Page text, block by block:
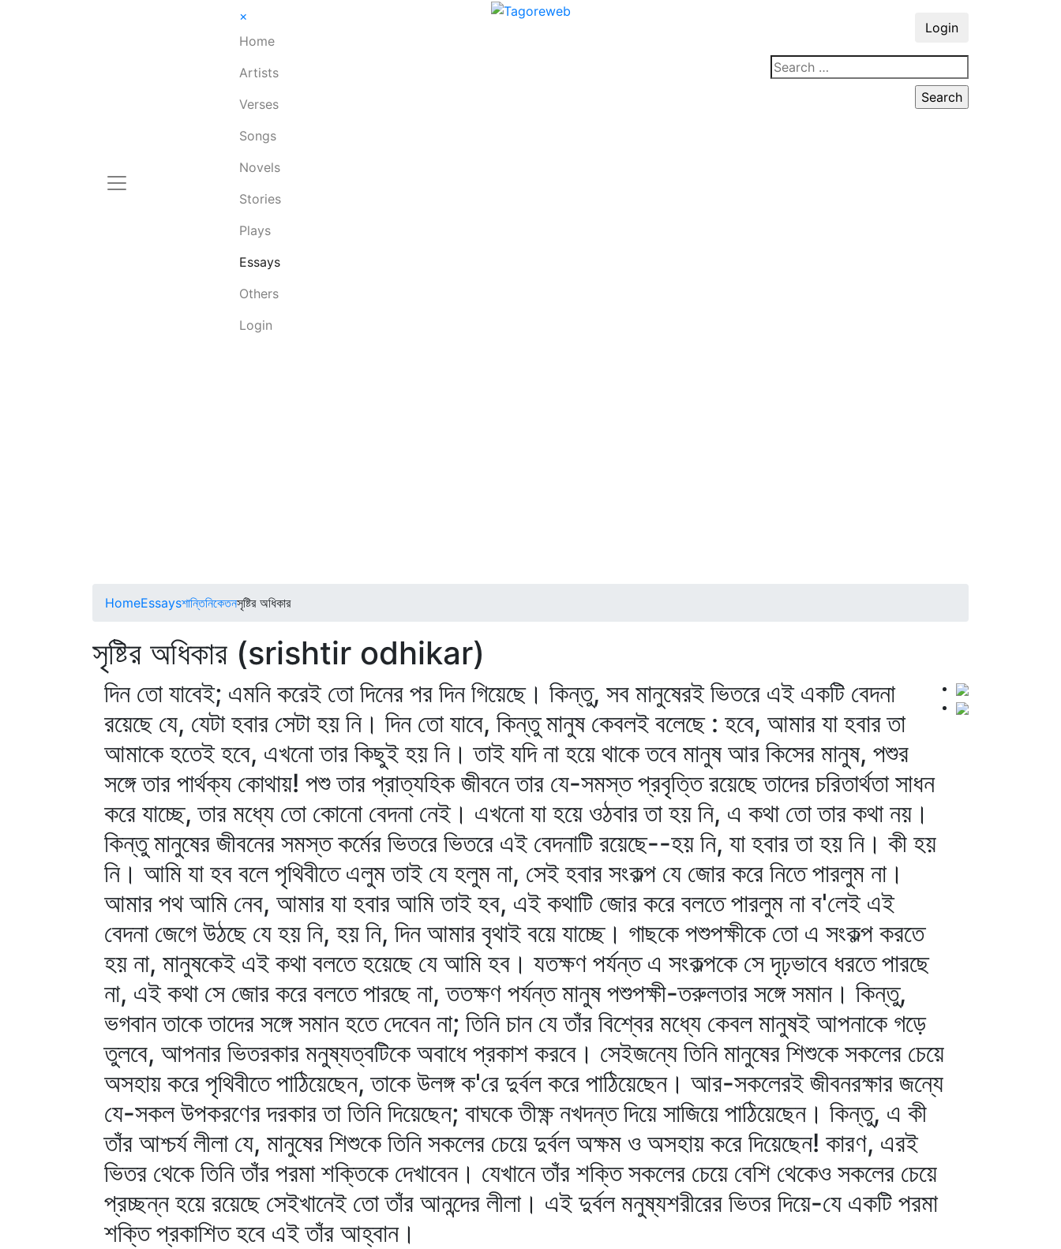
×
Home
Artists
Verses
Songs
Novels
Stories
Plays
Essays
Others
Login
Login
HomeEssaysশান্তিনিকেতনসৃষ্টির অধিকার
সৃষ্টির অধিকার (srishtir odhikar)
দিন তো যাবেই; এমনি করেই তো দিনের পর দিন গিয়েছে। কিন্তু, সব মানুষেরই ভিতরে এই একটি বেদনা
রয়েছে যে, যেটা হবার সেটা হয় নি। দিন তো যাবে, কিন্তু মানুষ কেবলই বলেছে : হবে, আমার যা হবার তা
আমাকে হতেই হবে, এখনো তার কিছুই হয় নি। তাই যদি না হয়ে থাকে তবে মানুষ আর কিসের মানুষ, পশুর
সঙ্গে তার পার্থক্য কোথায়! পশু তার প্রাত্যহিক জীবনে তার যে-সমস্ত প্রবৃত্তি রয়েছে তাদের চরিতার্থতা সাধন
করে যাচ্ছে, তার মধ্যে তো কোনো বেদনা নেই। এখনো যা হয়ে ওঠবার তা হয় নি, এ কথা তো তার কথা নয়।
কিন্তু মানুষের জীবনের সমস্ত কর্মের ভিতরে ভিতরে এই বেদনাটি রয়েছে--হয় নি, যা হবার তা হয় নি। কী হয়
নি। আমি যা হব বলে পৃথিবীতে এলুম তাই যে হলুম না, সেই হবার সংকল্প যে জোর করে নিতে পারলুম না।
আমার পথ আমি নেব, আমার যা হবার আমি তাই হব, এই কথাটি জোর করে বলতে পারলুম না ব'লেই এই
বেদনা জেগে উঠছে যে হয় নি, হয় নি, দিন আমার বৃথাই বয়ে যাচ্ছে। গাছকে পশুপক্ষীকে তো এ সংকল্প করতে
হয় না, মানুষকেই এই কথা বলতে হয়েছে যে আমি হব। যতক্ষণ পর্যন্ত এ সংকল্পকে সে দৃঢ়ভাবে ধরতে পারছে
না, এই কথা সে জোর করে বলতে পারছে না, ততক্ষণ পর্যন্ত মানুষ পশুপক্ষী-তরুলতার সঙ্গে সমান। কিন্তু,
ভগবান তাকে তাদের সঙ্গে সমান হতে দেবেন না; তিনি চান যে তাঁর বিশ্বের মধ্যে কেবল মানুষই আপনাকে গড়ে
তুলবে, আপনার ভিতরকার মনুষ্যত্বটিকে অবাধে প্রকাশ করবে। সেইজন্যে তিনি মানুষের শিশুকে সকলের চেয়ে
অসহায় করে পৃথিবীতে পাঠিয়েছেন, তাকে উলঙ্গ ক'রে দুর্বল করে পাঠিয়েছেন। আর-সকলেরই জীবনরক্ষার জন্যে
যে-সকল উপকরণের দরকার তা তিনি দিয়েছেন; বাঘকে তীক্ষ্ণ নখদন্ত দিয়ে সাজিয়ে পাঠিয়েছেন। কিন্তু, এ কী
তাঁর আশ্চর্য লীলা যে, মানুষের শিশুকে তিনি সকলের চেয়ে দুর্বল অক্ষম ও অসহায় করে দিয়েছেন! কারণ, এরই
ভিতর থেকে তিনি তাঁর পরমা শক্তিকে দেখাবেন। যেখানে তাঁর শক্তি সকলের চেয়ে বেশি থেকেও সকলের চেয়ে
প্রচ্ছন্ন হয়ে রয়েছে সেইখানেই তো তাঁর আনন্দের লীলা। এই দুর্বল মনুষ্যশরীরের ভিতর দিয়ে-যে একটি পরমা
শক্তি প্রকাশিত হবে এই তাঁর আহ্বান।